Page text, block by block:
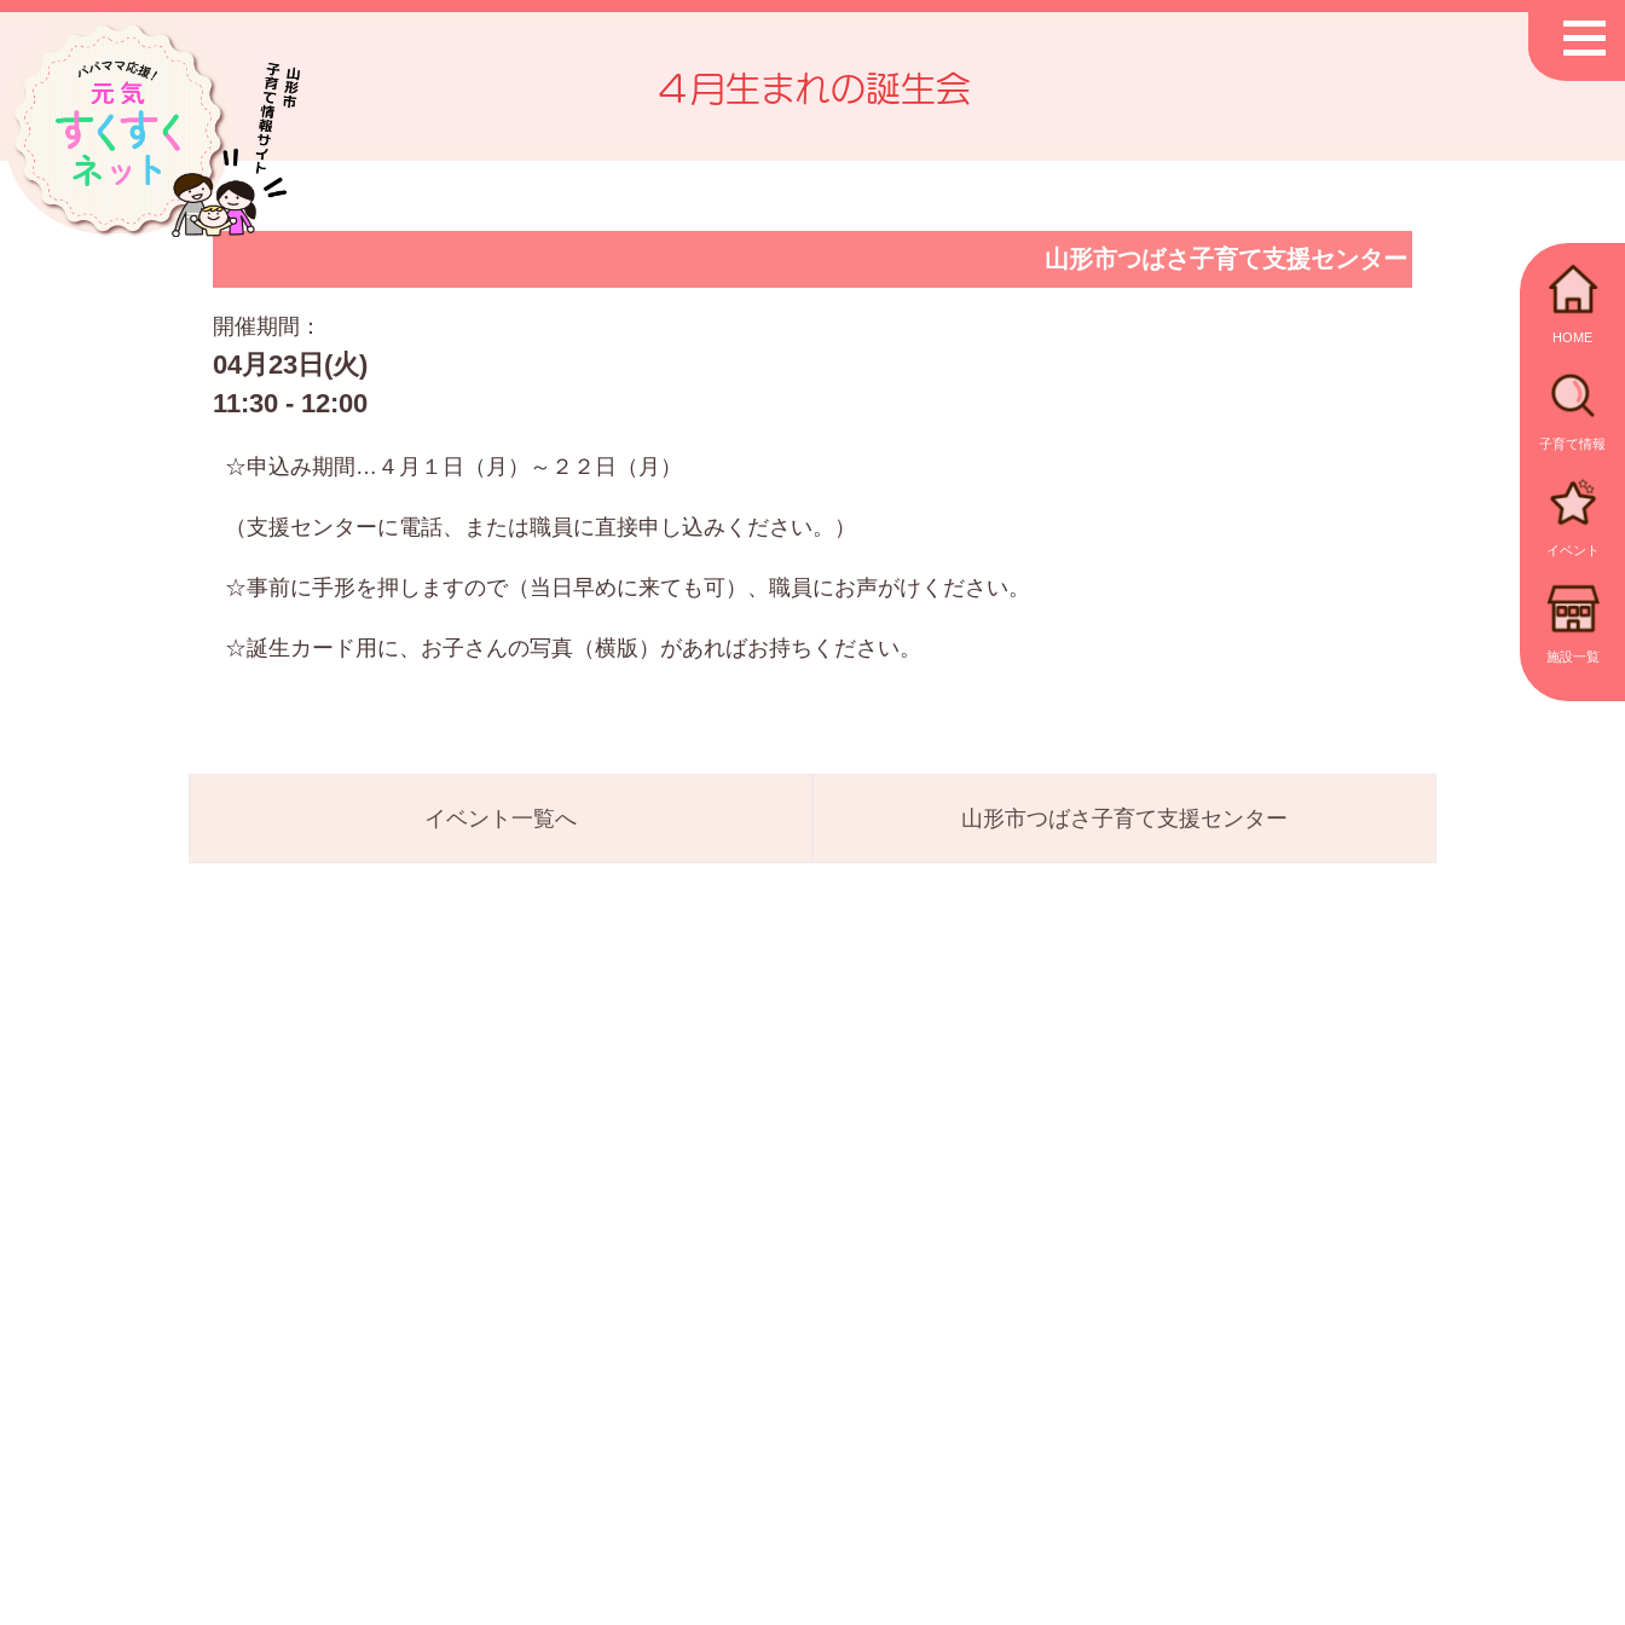
HOME
子育て情報
イベント
施設一覧
４月生まれの誕生会
山形市つばさ子育て支援センター
開催期間：
04月23日(火)
11:30 - 12:00
☆申込み期間…４月１日（月）～２２日（月）
（支援センターに電話、または職員に直接申し込みください。）
☆事前に手形を押しますので（当日早めに来ても可）、職員にお声がけください。
☆誕生カード用に、お子さんの写真（横版）があればお持ちください。
イベント一覧へ 山形市つばさ子育て支援センター